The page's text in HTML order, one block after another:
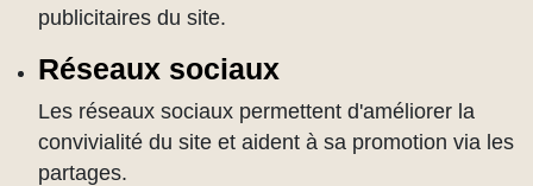
publicitaires du site.
Réseaux sociaux
Les réseaux sociaux permettent d'améliorer la
convivialité du site et aident à sa promotion via les
partages.